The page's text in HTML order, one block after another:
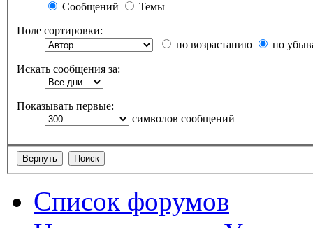
Сообщений
Темы
Поле сортировки:
по возрастанию
по
Искать сообщения за:
Показывать первые:
символов сообщений
Список форумов